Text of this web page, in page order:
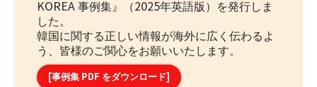
KOREA 事例集』（2025年英語版）を発行しま
した。
韓国に関する正しい情報が海外に広く伝わるよ
う、皆様のご関心をお願いいたします。
[事例集 PDF をダウンロード]